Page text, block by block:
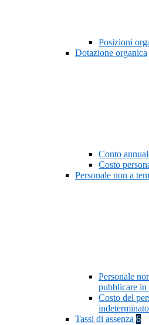
Posizioni
Dotazione organica
Conto
Costo
Personale non a
Personale
pubblicare in
Costo del
Tassi di assenza 6